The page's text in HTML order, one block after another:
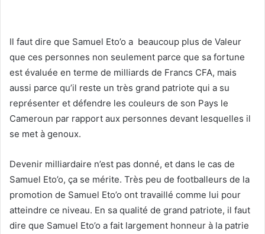
Il faut dire que Samuel Eto’o a beaucoup plus de Valeur
que ces personnes non seulement parce que sa fortune
est évaluée en terme de milliards de Francs CFA, mais
aussi parce qu’il reste un très grand patriote qui a su
représenter et défendre les couleurs de son Pays le
Cameroun par rapport aux personnes devant lesquelles il
se met à genoux.
Devenir milliardaire n’est pas donné, et dans le cas de
Samuel Eto’o, ça se mérite. Très peu de footballeurs de la
promotion de Samuel Eto’o ont travaillé comme lui pour
atteindre ce niveau. En sa qualité de grand patriote, il faut
dire que Samuel Eto’o a fait largement honneur à la patrie